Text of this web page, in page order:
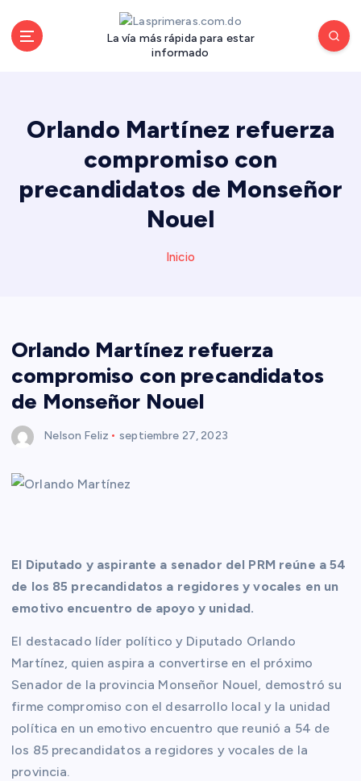
La vía más rápida para estar
informado
Orlando Martínez refuerza
compromiso con
precandidatos de Monseñor
Nouel
Inicio
Orlando Martínez refuerza
compromiso con precandidatos
de Monseñor Nouel
Nelson Feliz septiembre 27, 2023
El Diputado y aspirante a senador del PRM reúne a 54
de los 85 precandidatos a regidores y vocales en un
emotivo encuentro de apoyo y unidad.
El destacado líder político y Diputado Orlando
Martínez, quien aspira a convertirse en el próximo
Senador de la provincia Monseñor Nouel, demostró su
firme compromiso con el desarrollo local y la unidad
política en un emotivo encuentro que reunió a 54 de
los 85 precandidatos a regidores y vocales de la
provincia.